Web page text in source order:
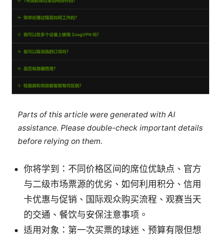
Parts of this article were generated with AI
assistance. Please double-check important details
before relying on them.
你将学到：不同价格区间的席位优缺点、官方
与二级市场票源的优劣、如何利用积分、信用
卡优惠与促销、国际观众购买流程、观赛当天
的交通、餐饮与安保注意事项。
适用对象：第一次买票的球迷、预算有限但想